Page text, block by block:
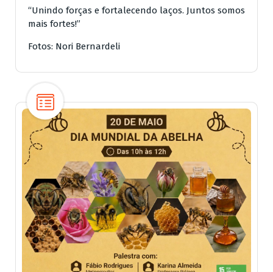
“Unindo forças e fortalecendo laços. Juntos somos
mais fortes!”
Fotos: Nori Bernardeli